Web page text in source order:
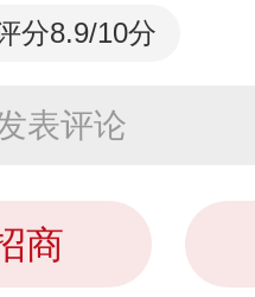
分8.9/10分
表评论
商